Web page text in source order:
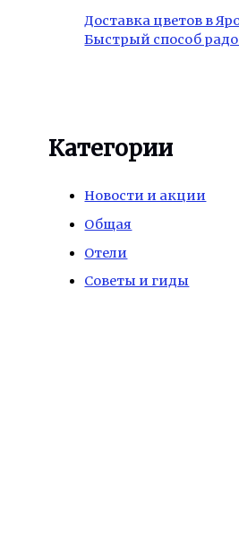
Доставка цветов в
Быстрый способ
Категории
Новости и акции
Общая
Отели
Советы и гиды